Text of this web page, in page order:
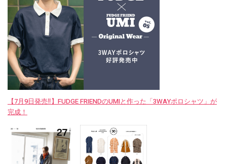
【7月9日発売‼︎】FUDGE FRIENDのUMIと作った「3WAYポロシャツ」が
完成！